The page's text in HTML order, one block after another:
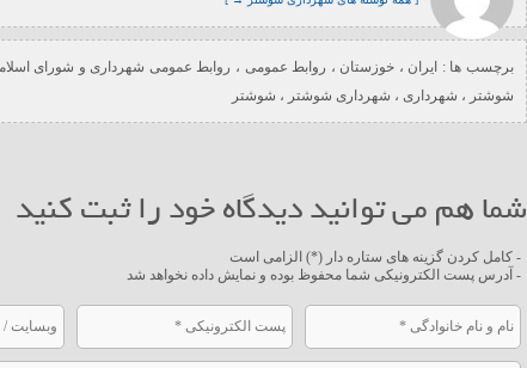
برچسب ها : ایران ، خوزستان ، روابط عمومی ، روابط عمومی شهرداری و شورای
شوشتر ، شهرداری ، شهرداری شوشتر ، شوشتر
شما هم می توانید دیدگاه خود را ثبت کنید
- کامل کردن گزینه های ستاره دار (*) الزامی است
- آدرس پست الکترونیکی شما محفوظ بوده و نمایش داده نخواهد شد